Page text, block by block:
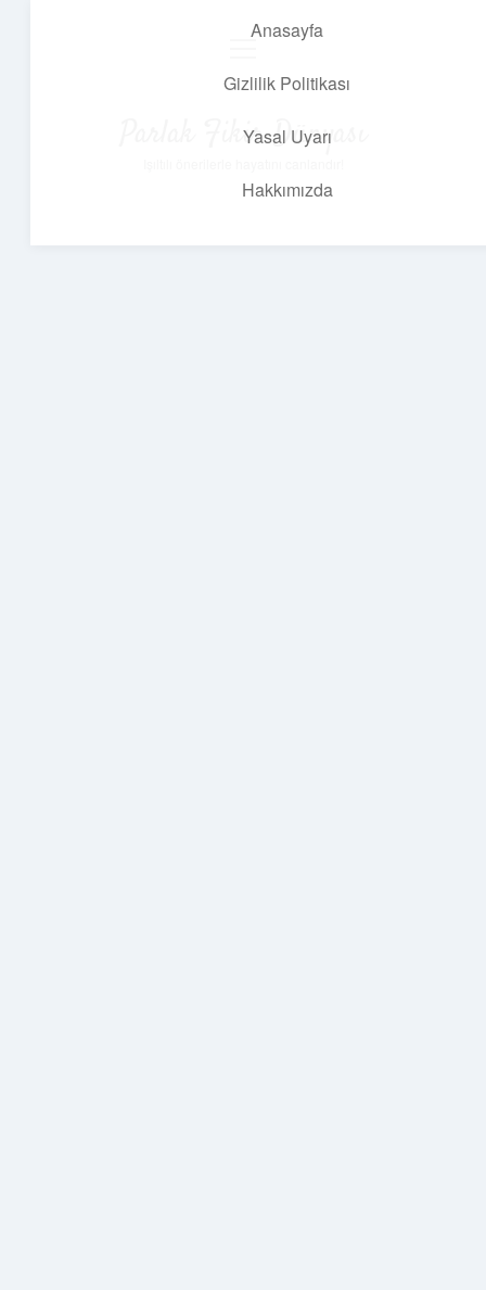
Anasayfa
Gizlilik Politikası
Yasal Uyarı
Hakkımızda
Parlak Fikir Dünyası